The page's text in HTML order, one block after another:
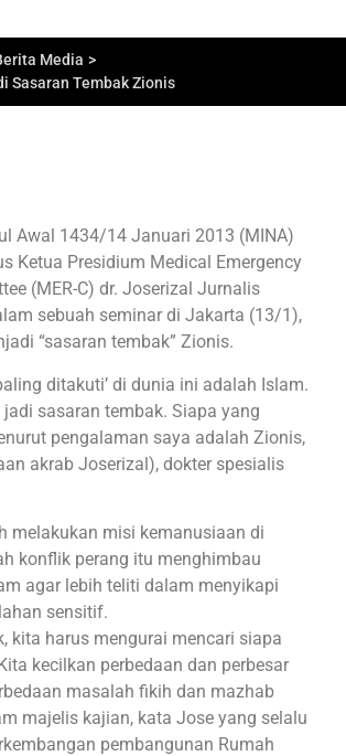
Media >
Sasaran Tembak Zionis
Awal 1434/14 Januari 2013 (MINA)
Ketua Presidium Medical Emergency
(MER-C) dr. Joserizal Jurnalis
sebuah seminar di Jakarta (13/1),
“sasaran tembak” Zionis.
ditakuti’ di dunia ini adalah Islam.
sasaran tembak. Siapa yang
pengalaman saya adalah Zionis,
akrab Joserizal), dokter spesialis
melakukan misi kemanusiaan di
konflik perang itu menghimbau
agar lebih teliti dalam menyikapi
sensitif.
kita harus mengurai mencari siapa
kecilkan perbedaan dan perbesar
masalah fikih dan mazhab
majelis kajian, kata Jose yang selalu
pembangunan Rumah